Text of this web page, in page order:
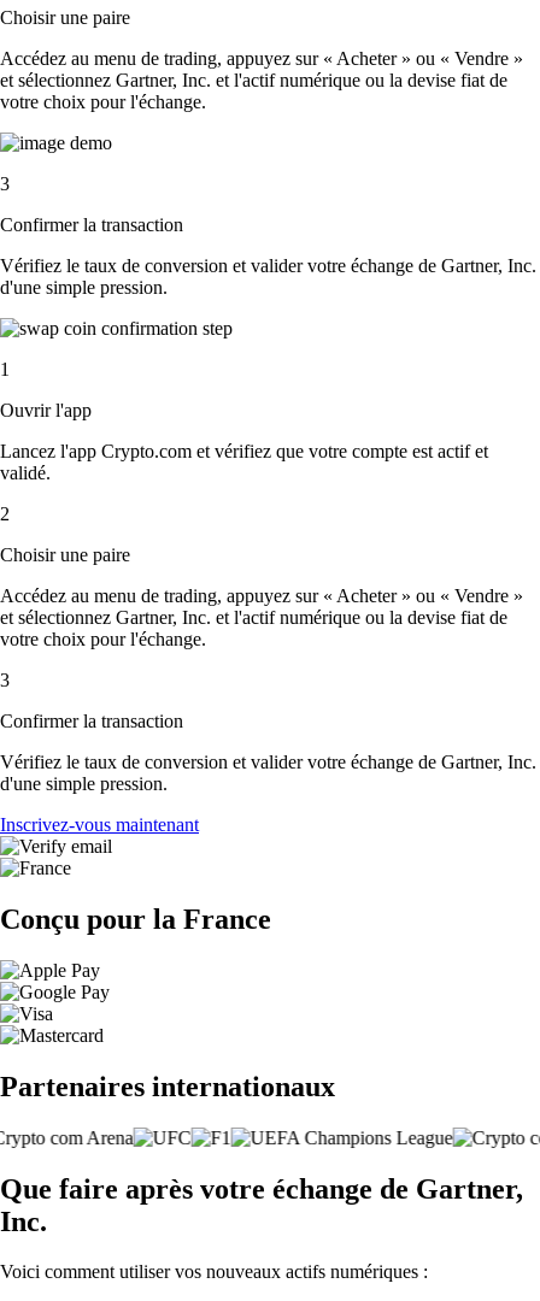
Choisir une paire
Accédez au menu de trading, appuyez sur « Acheter » ou « Vendre »
et sélectionnez Gartner, Inc. et l'actif numérique ou la devise fiat de
votre choix pour l'échange.
3
Confirmer la transaction
Vérifiez le taux de conversion et valider votre échange de Gartner, Inc.
d'une simple pression.
1
Ouvrir l'app
Lancez l'app Crypto.com et vérifiez que votre compte est actif et
validé.
2
Choisir une paire
Accédez au menu de trading, appuyez sur « Acheter » ou « Vendre »
et sélectionnez Gartner, Inc. et l'actif numérique ou la devise fiat de
votre choix pour l'échange.
3
Confirmer la transaction
Vérifiez le taux de conversion et valider votre échange de Gartner, Inc.
d'une simple pression.
Inscrivez-vous maintenant
Conçu pour la France
Partenaires internationaux
Que faire après votre échange de Gartner,
Inc.
Voici comment utiliser vos nouveaux actifs numériques :